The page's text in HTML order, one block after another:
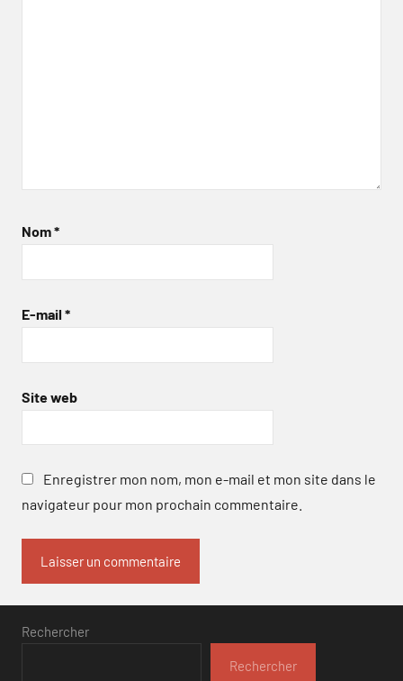
Nom*
E-mail *
Site web
Enregistrer mon nom, mon e-mail et mon site dans le
navigateur pour mon prochain commentaire.
Rechercher
Rechercher